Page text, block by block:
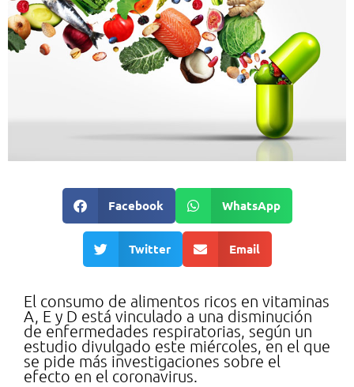
Facebook WhatsApp
Twitter Email
El consumo de alimentos ricos en vitaminas
A, E y D está vinculado a una disminución
de enfermedades respiratorias, según un
estudio divulgado este miércoles, en el que
se pide más investigaciones sobre el
efecto en el coronavirus.